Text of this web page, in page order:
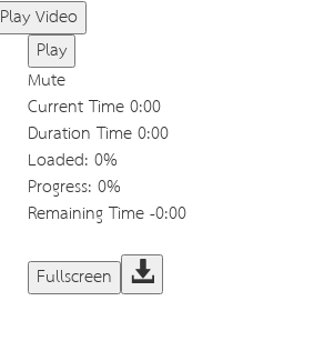
Play Video
Play
Mute
Current Time0:00
Duration Time0:00
Loaded: 0%
Progress: 0%
Remaining Time-0:00
Fullscreen